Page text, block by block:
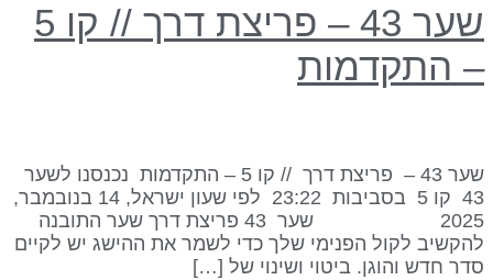
שער 43 – פריצת דרך // קו 5
התקדמות
שער 43 – פריצת דרך // קו 5 – התקדמות נכנסנו לשער
43 קו 5 בסביבות 23:22 לפי שעון ישראל, 14 בנובמבר,
2025 שער 43 פריצת דרך שער התובנה
לקול הפנימי שלך כדי לשמר את ההישג יש לקיים
חדש והוגן. ביטוי ושינוי של […]